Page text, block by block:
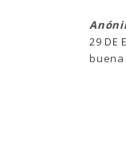
29 DE
buena